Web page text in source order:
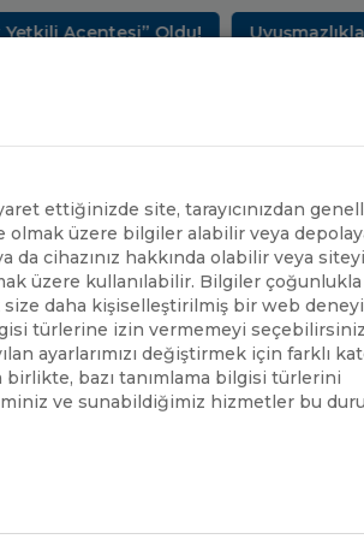
Acentesi” Oldu! Uyuşmazlıkların
BİLGİLER UND YAYINLARI
ettiğinizde site, tarayıcınızdan
olmak üzere bilgiler alabilir veya
da cihazınız hakkında olabilir veya siteyi
üzere kullanılabilir. Bilgiler
size daha kişiselleştirilmiş bir web
türlerine izin vermemeyi
ayarlarımızı değiştirmek için farklı
birlikte, bazı tanımlama bilgisi türlerini
ve sunabildiğimiz hizmetler bu